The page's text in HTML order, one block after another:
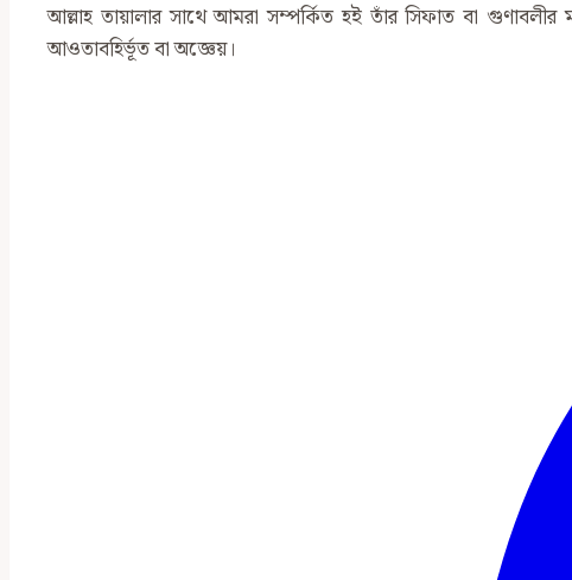
আল্লাহ তায়ালার সাথে আমরা সম্পর্কিত হই তাঁর সিফাত বা গুণাবলীর
আওতাবহির্ভূত বা অজ্ঞেয়।